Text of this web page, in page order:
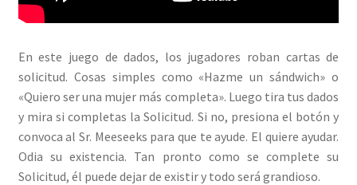
En este juego de dados, los jugadores roban cartas de
solicitud. Cosas simples como «Hazme un sándwich» o
«Quiero ser una mujer más completa». Luego tira tus dados
y mira si completas la Solicitud. Si no, presiona el botón y
convoca al Sr. Meeseeks para que te ayude. El quiere ayudar.
Odia su existencia. Tan pronto como se complete su
Solicitud, él puede dejar de existir y todo será grandioso.